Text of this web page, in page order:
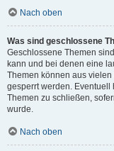
Nach oben
Was sind geschlossene
Geschlossene Themen
kann und bei denen eine
Themen können aus
gesperrt werden.
Themen zu schließen,
wurde.
Nach oben